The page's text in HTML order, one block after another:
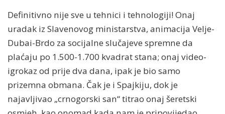
Definitivno nije sve u tehnici i tehnologiji! Onaj
uradak iz Slavenovog ministarstva, animacija Velje-
Dubai-Brdo za socijalne slučajeve spremne da
plaćaju po 1.500-1.700 kvadrat stana; onaj video-
igrokaz od prije dva dana, ipak je bio samo
prizemna obmana. Čak je i Spajkiju, dok je
najavljivao „crnogorski san“ titrao onaj šeretski